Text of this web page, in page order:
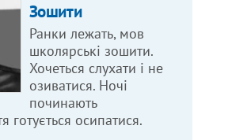
Зошити
Ранки лежать, мов
школярські зошити.
Хочеться слухати і не
озиватися. Ночі
починають
готується осипатися.